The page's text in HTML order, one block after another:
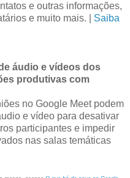
e outras informações,
e muito mais. | Saiba
áudio e vídeos dos
produtivas com
no Google Meet podem
e vídeo para desativar
participantes e impedir
nas salas temáticas